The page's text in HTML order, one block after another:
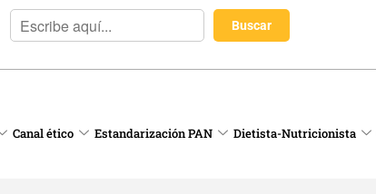
Canal ético Estandarización PAN Dietista-Nutricionista